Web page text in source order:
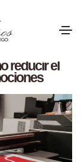
reducir el